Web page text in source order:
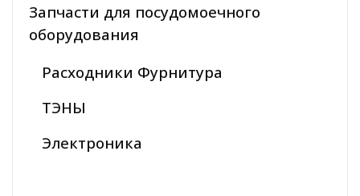
Запчасти для посудомоечного
оборудования
Расходники Фурнитура
ТЭНЫ
Электроника